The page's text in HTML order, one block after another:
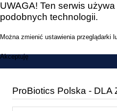
UWAGA! Ten serwis
podobnych technologii.
Można zmienić ustawienia przeglądarki
Akceptuję
ProBiotics Polska - DLA